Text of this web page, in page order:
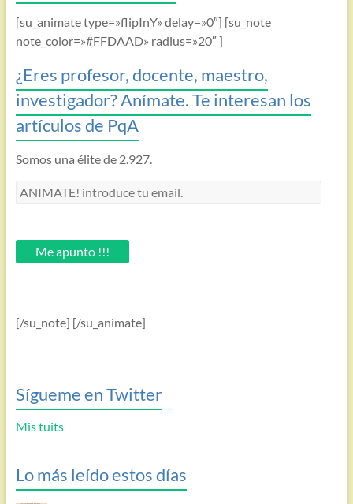
[su_animate type=»flipInY» delay=»0″] [su_note
note_color=»#FFDAAD» radius=»20″ ]
¿Eres profesor, docente, maestro,
investigador? Anímate. Te interesan los
artículos de PqA
Somos una élite de 2.927.
ANIMATE!
email.Me apunto !!!
[/su_note] [/su_animate]
Sígueme en Twitter
Mis tuits
Lo más leído estos días